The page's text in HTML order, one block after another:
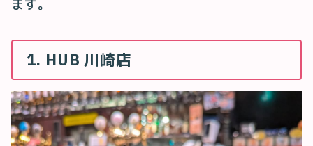
ます。
1. HUB 川崎店